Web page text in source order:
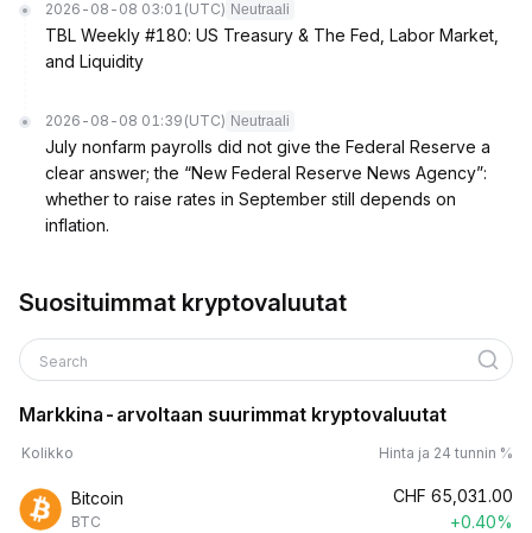
2026-08-08 03:01 (UTC) Neutraali
TBL Weekly #180: US Treasury & The Fed, Labor Market,
and Liquidity
2026-08-08 01:39 (UTC) Neutraali
July nonfarm payrolls did not give the Federal Reserve a
clear answer; the “New Federal Reserve News Agency”:
whether to raise rates in September still depends on
inflation.
Suosituimmat kryptovaluutat
Search
Markkina-arvoltaan suurimmat kryptovaluutat
Kolikko Hinta ja 24 tunnin %
Bitcoin
BTC
CHF 65,031.00
+0.40%